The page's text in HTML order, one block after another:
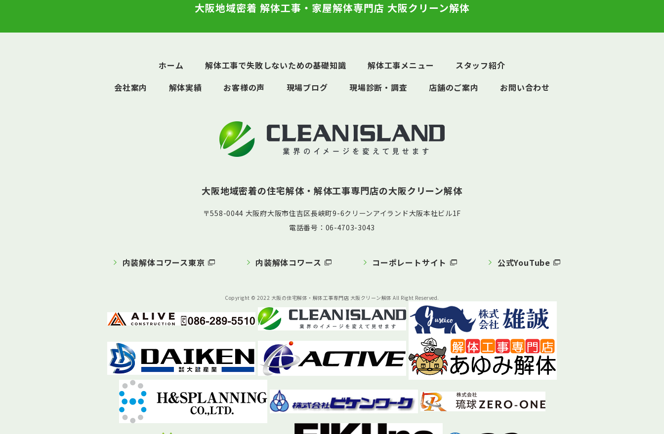
大阪地域密着 解体工事・家屋解体専門店 大阪クリーン解体
ホーム 解体工事で失敗しないための基礎知識 解体工事メニュー
スタッフ紹介
会社案内
解体実績 お客様の声 現場ブログ 現場診断・調査 店舗のご案内 お問い合わせ
大阪地域密着の住宅解体・解体工事専門店の大阪クリーン解体
〒558-0044 大阪府大阪市住吉区長峡町9-6クリーンアイランド大阪本社ビル1F
電話番号：06-4703-3043
内装解体コワース東京 内装解体コワース コーポレートサイト 公式YouTube
Copyright © 2022 大阪の住宅解体・解体工事専門店 大阪クリーン解体 All Right Reserved.